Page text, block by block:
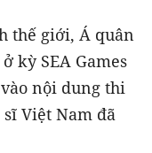
thế giới, Á quân
kỳ SEA Games
nội dung thi
Việt Nam đã